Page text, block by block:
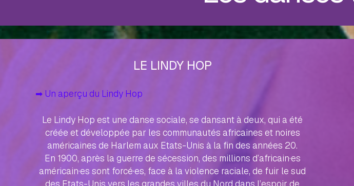
LE LINDY HOP
➡︎ Un aperçu du Lindy Hop
Le Lindy Hop est une danse sociale, se dansant à deux, qui a été
créée et développée par les communautés africaines et noires
américaines de Harlem aux Etats-Unis à la fin des années 20.
En 1900, après la guerre de sécession, des millions d’africain·es
américain·es sont forcé·es, face à la violence raciale, de fuir le sud